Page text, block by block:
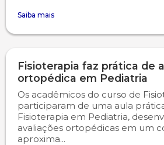
Saiba mais
Fisioterapia faz prática de
ortopédica em Pediatria
Os acadêmicos do curso de
participaram de uma aula
Fisioterapia em Pediatria,
avaliações ortopédicas em um
aproxima...
Psicologia
Segunda Chamada
Sapien
Simulado Preparatório
Publicações Científicas
WhatsApp Campo Real